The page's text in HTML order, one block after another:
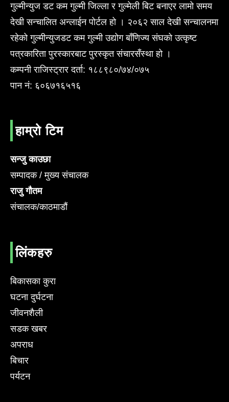
गुल्मीन्युज डट कम गुल्मी जिल्ला र गुल्मेली बिट बनाएर लामो समय
देखी सन्चालित अन्लाईन पोर्टल हो । २०६२ साल देखी सन्चालनमा
रहेको गुल्मीन्युजडट कम गुल्मी उद्योग बाँणिज्य संघको उत्कृष्ट
पत्रकारिता पुरस्कारबाट पुरस्कृत संचारसँस्था हो ।
कम्पनी राजिस्ट्रार दर्ता: १८८९८०/७४/०७५
पान नं: ६०६७१६५१६
हाम्रो टिम
सन्जु काउछा
सम्पादक / मुख्य संचालक
राजु गौतम
संचालक/काठमाडौं
लिंकहरु
बिकासका कुरा
घटना दुर्घटना
जीवनशैली
सडक खबर
अपराध
बिचार
पर्यटन